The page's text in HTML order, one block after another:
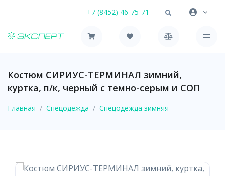
+7 (8452) 46-75-71
Костюм СИРИУС-ТЕРМИНАЛ зимний,
куртка, п/к, черный с темно-серым и СОП
Главная Спецодежда Спецодежда зимняя